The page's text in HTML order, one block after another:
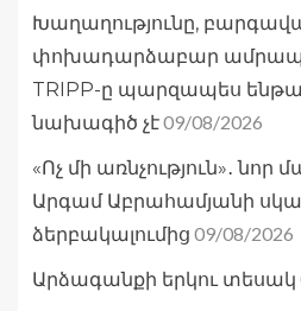
Խաղաղությունը,
փոխադարձաբար
TRIPP-ը պարզապես
նախագիծ չէ09/08/2026
«Ոչ մի առնչություն»․ նոր
Արգամ Աբրահամյանի
ձերբակալումից 09/08/2026
Արձագանքի երկու տեսակ